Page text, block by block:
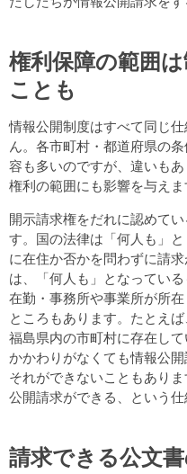
権利保障の範囲
ことも
情報公開制度はすべて同じ
ん。各市町村・都道府県の
容も多いのですが、違いも
権利の範囲にも影響を与えま
開示請求権をだれに認めて
す。国の法律は「何人も」
に在住か否かを問わずに請
は、「何人も」となってい
在勤・事務所や事業所が所
ところもあります。たとえ
福島県内の市町村に存在し
かかわりがなくても情報公開
それができないこともあり
公開請求ができる、という仕
請求できる公文